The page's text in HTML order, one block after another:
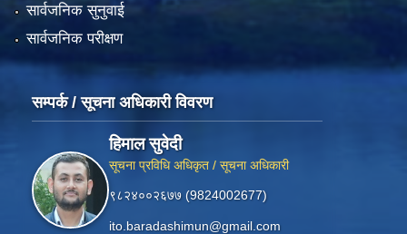
सार्वजनिक सुनुवाई
सार्वजनिक परीक्षण
सम्पर्क / सूचना अधिकारी विवरण
हिमाल सुवेदी
सूचना प्रविधि अधिकृत / सूचना अधिकारी
९८२४००२६७७ (9824002677)
ito.baradashimun@gmail.com